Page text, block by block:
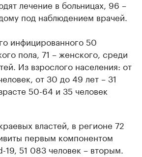
лечение в больницах, 96 –
под наблюдением врачей.
инфицированного 50
пола, 71 – женского, среди
Из взрослого населения: от
от 30 до 49 лет – 31
50-64 и 35 человек
властей, в регионе 72
первым компонентом
19, 51 083 человек – вторым.